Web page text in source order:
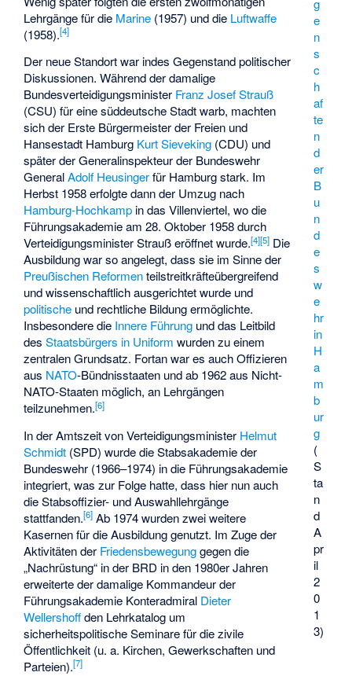
e
n
s
c
h
af
te
n
d
er
B
u
n
d
e
s
w
e
hr
in
H
a
m
b
ur
g
(
S
ta
n
d
A
pr
il
2
0
1
3)
Lehrgänge für die Marine (1957) und die Luftwaffe
(1958).[4]
Der neue Standort war indes Gegenstand politischer
Diskussionen. Während der damalige
Bundesverteidigungsminister Franz Josef Strauß
(CSU) für eine süddeutsche Stadt warb, machten
sich der Erste Bürgermeister der Freien und
Hansestadt Hamburg Kurt Sieveking (CDU) und
später der Generalinspekteur der Bundeswehr
GeneralAdolf Heusingerfür Hamburg stark. Im
Herbst 1958 erfolgte dann der Umzug nach
Hamburg-Hochkamp in das Villenviertel, wo die
Führungsakademie am 28. Oktober 1958 durch
Verteidigungsminister Strauß eröffnet wurde.[4][5] Die
Ausbildung war so angelegt, dass sie im Sinne der
Preußischen Reformenteilstreitkräfteübergreifend
und wissenschaftlich ausgerichtet wurde und
politische und rechtliche Bildung ermöglichte.
Insbesondere die Innere Führung und das Leitbild
desStaatsbürgers in Uniform wurden zu einem
zentralen Grundsatz. Fortan war es auch Offizieren
aus NATO-Bündnisstaaten und ab 1962 aus Nicht-
NATO-Staaten möglich, an Lehrgängen
teilzunehmen.[6]
In der Amtszeit von Verteidigungsminister Helmut
Schmidt (SPD) wurde dieStabsakademie der
Bundeswehr (1966–1974) in die Führungsakademie
integriert, was zur Folge hatte, dass hier nun auch
die Stabsoffizier- und Auswahllehrgänge
stattfanden.[6] Ab 1974 wurden zwei weitere
Kasernen für die Ausbildung genutzt. Im Zuge der
Aktivitäten der Friedensbewegunggegen die
„Nachrüstung“ in der BRD in den 1980er Jahren
erweiterte der damalige Kommandeur der
Führungsakademie Konteradmiral Dieter
Wellershoffden Lehrkatalog um
sicherheitspolitische Seminare für die zivile
Öffentlichkeit (u. a. Kirchen, Gewerkschaften und
Parteien).[7]